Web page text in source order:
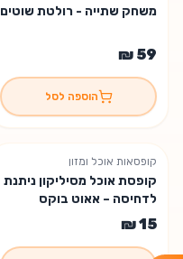
משחק שתייה - רולטת שוטים
הוספה לסל
קופסאות אוכל ומזון
קופסת אוכל מסיליקון ניתנת
לדחיסה – אאוט בוקס